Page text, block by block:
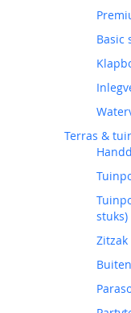
Basic
Terras &
stuks)
Zitzak